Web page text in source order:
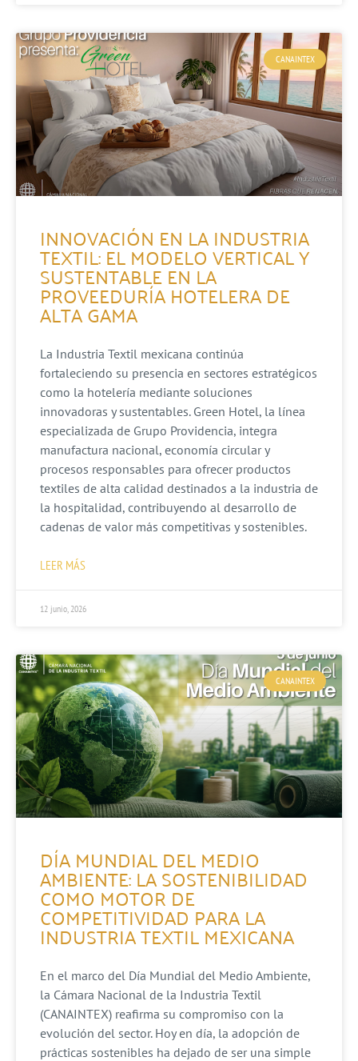
CANAINTEX
INNOVACIÓN EN LA INDUSTRIA
TEXTIL: EL MODELO VERTICAL Y
SUSTENTABLE EN LA
PROVEEDURÍA HOTELERA DE
ALTA GAMA
La Industria Textil mexicana continúa
fortaleciendo su presencia en sectores estratégicos
como la hotelería mediante soluciones
innovadoras y sustentables. Green Hotel, la línea
especializada de Grupo Providencia, integra
manufactura nacional, economía circular y
procesos responsables para ofrecer productos
textiles de alta calidad destinados a la industria de
la hospitalidad, contribuyendo al desarrollo de
cadenas de valor más competitivas y sostenibles.
LEER MÁS
12 junio, 2026
CANAINTEX
DÍA MUNDIAL DEL MEDIO
AMBIENTE: LA SOSTENIBILIDAD
COMO MOTOR DE
COMPETITIVIDAD PARA LA
INDUSTRIA TEXTIL MEXICANA
En el marco del Día Mundial del Medio Ambiente,
la Cámara Nacional de la Industria Textil
(CANAINTEX) reafirma su compromiso con la
evolución del sector. Hoy en día, la adopción de
prácticas sostenibles ha dejado de ser una simple